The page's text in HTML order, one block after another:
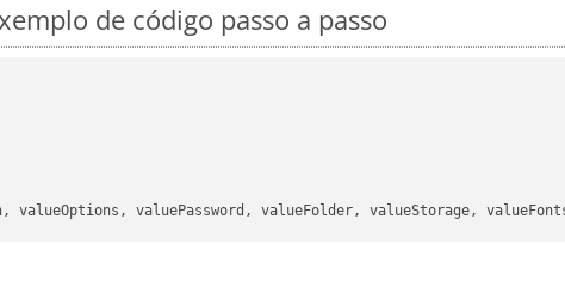
de código passo a passo